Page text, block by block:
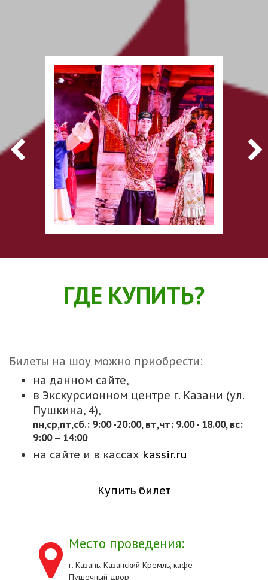
ГДЕ КУПИТЬ?
Билеты на шоу можно приобрести:
на данном сайте,
в Экскурсионном центре г. Казани (ул.
Пушкина, 4),
пн,cр,пт,сб.: 9:00 -20:00, вт,чт: 9.00 - 18.00, вс:
9:00 – 14:00
на сайте и в кассах kassir.ru
Купить билет
Место проведения:
г. Казань, Казанский Кремль, кафе
Пушечный двор